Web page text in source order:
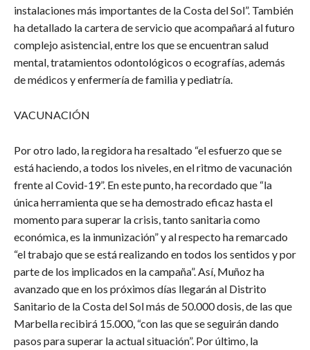
instalaciones más importantes de la Costa del Sol”. También
ha detallado la cartera de servicio que acompañará al futuro
complejo asistencial, entre los que se encuentran salud
mental, tratamientos odontológicos o ecografías, además
de médicos y enfermería de familia y pediatría.
VACUNACIÓN
Por otro lado, la regidora ha resaltado “el esfuerzo que se
está haciendo, a todos los niveles, en el ritmo de vacunación
frente al Covid-19”. En este punto, ha recordado que “la
única herramienta que se ha demostrado eficaz hasta el
momento para superar la crisis, tanto sanitaria como
económica, es la inmunización” y al respecto ha remarcado
“el trabajo que se está realizando en todos los sentidos y por
parte de los implicados en la campaña”. Así, Muñoz ha
avanzado que en los próximos días llegarán al Distrito
Sanitario de la Costa del Sol más de 50.000 dosis, de las que
Marbella recibirá 15.000, “con las que se seguirán dando
pasos para superar la actual situación”. Por último, la